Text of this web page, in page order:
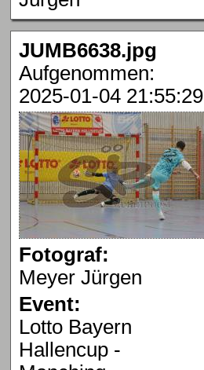
JUMB6638.jpg
Aufgenommen:
2025-01-04 21:55:29
Fotograf:
Meyer Jürgen
Event:
Lotto Bayern
Hallencup -